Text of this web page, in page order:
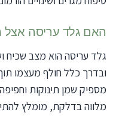
האם גלד עריסה אצל
גלד עריסה הוא מצב שכיח
ובדרך כלל חולף מעצמו
מספיק שמן תינוקות
מלווה בדלקת, מומלץ